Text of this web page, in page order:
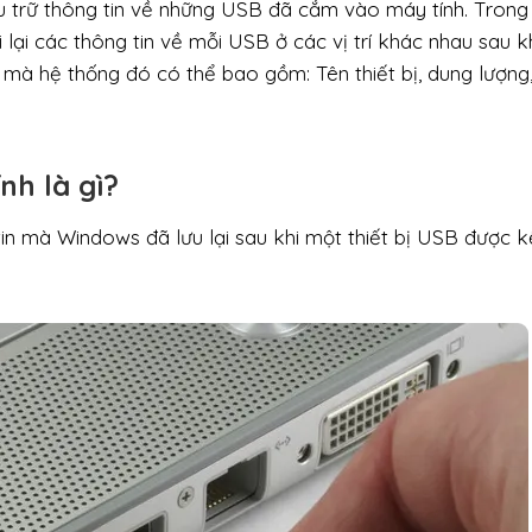
thông tin về những USB đã cắm vào máy tính.
các thông tin về mỗi USB ở các vị trí khác nhau sau
hệ thống đó có thể bao gồm: Tên thiết bị, dung
là gì?
mà Windows đã lưu lại sau khi một thiết bị USB được